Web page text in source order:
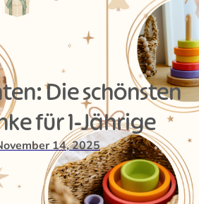
Die schönsten
für 1-Jährige
14, 2025